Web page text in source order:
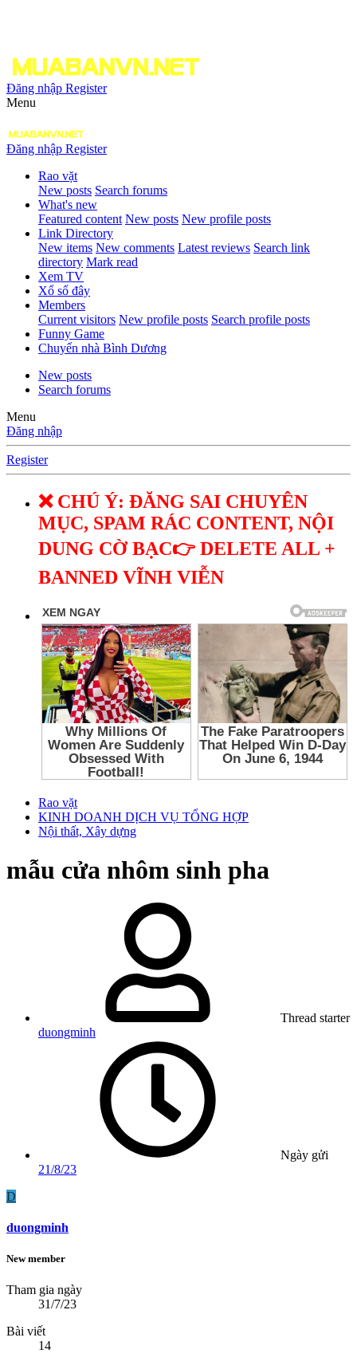
Đăng nhập Register
Menu
Đăng nhập Register
Rao vặt
New posts Search forums
What's new
Featured content New posts New profile posts
Link Directory
New items New comments Latest reviews Search link
directory Mark read
Xem TV
Xổ số đây
Members
Current visitors New profile posts Search profile posts
Funny Game
Chuyển nhà Bình Dương
New posts
Search forums
Menu
Đăng nhập
Register
❌ CHÚ Ý: ĐĂNG SAI CHUYÊN
MỤC, SPAM RÁC CONTENT, NỘI
DUNG CỜ BẠC👉 DELETE ALL +
BANNED VĨNH VIỄN
Rao vặt
KINH DOANH DỊCH VỤ TỔNG HỢP
Nội thất, Xây dựng
mẫu cửa nhôm sinh pha
Thread starter
duongminh
Ngày gửi
21/8/23
D
duongminh
New member
Tham gia ngày
31/7/23
Bài viết
14